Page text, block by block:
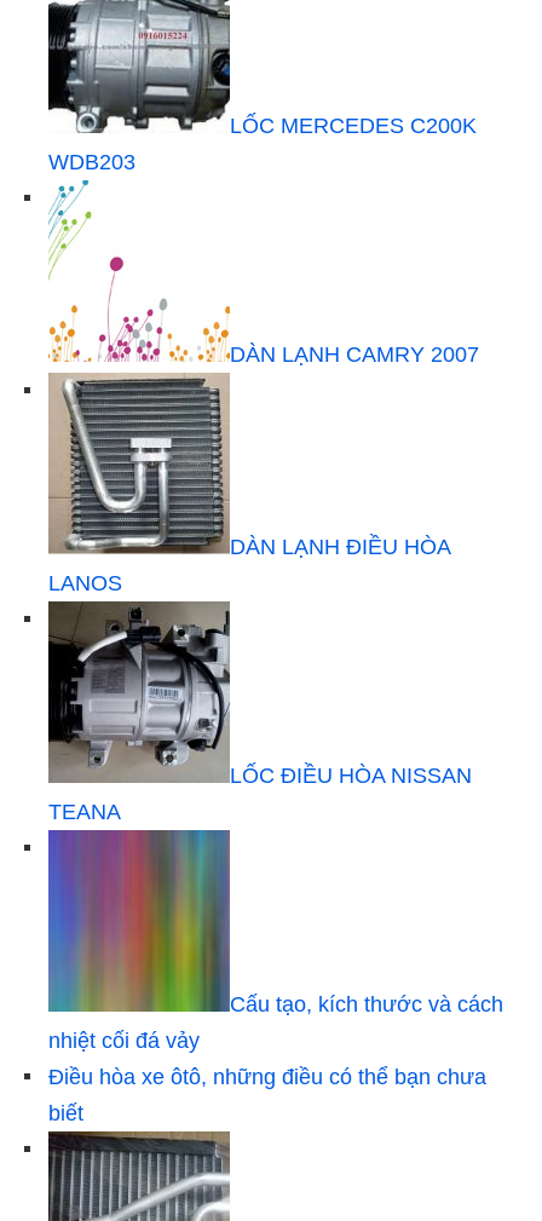
LỐC MERCEDES C200K
WDB203
DÀN LẠNH CAMRY 2007
DÀN LẠNH ĐIỀU HÒA
LANOS
LỐC ĐIỀU HÒA NISSAN
TEANA
Cấu tạo, kích thước và cách
nhiệt cối đá vảy
Điều hòa xe ôtô, những điều có thể bạn chưa
biết